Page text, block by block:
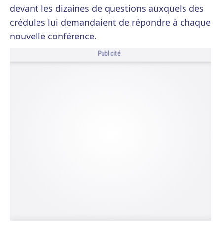
devant les dizaines de questions auxquels des
crédules lui demandaient de répondre à chaque
nouvelle conférence.
Publicité